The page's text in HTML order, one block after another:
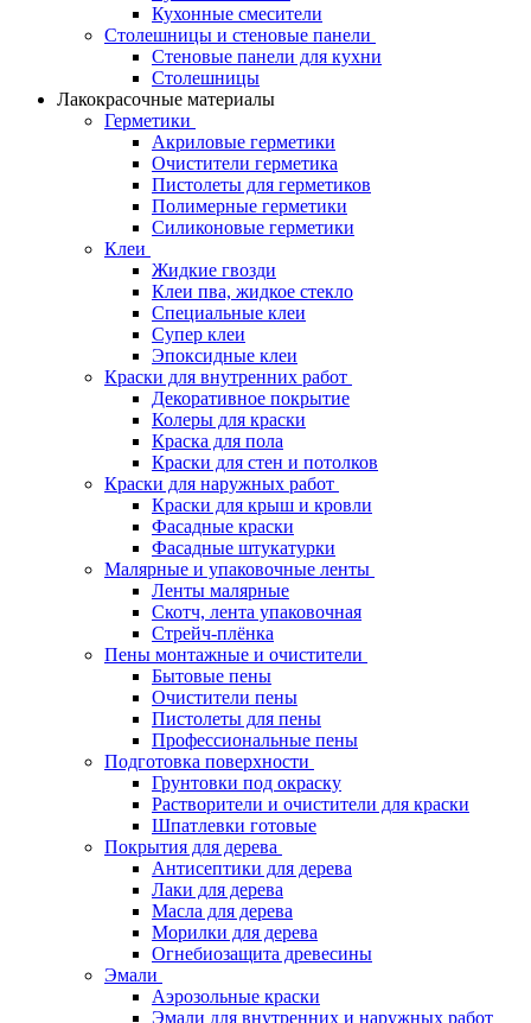
Кухонные смесители
Столешницы и стеновые панели
Стеновые панели для кухни
Столешницы
Лакокрасочные материалы
Герметики
Акриловые герметики
Очистители герметика
Пистолеты для герметиков
Полимерные герметики
Силиконовые герметики
Клеи
Жидкие гвозди
Клеи пва, жидкое стекло
Специальные клеи
Супер клеи
Эпоксидные клеи
Краски для внутренних работ
Декоративное покрытие
Колеры для краски
Краска для пола
Краски для стен и потолков
Краски для наружных работ
Краски для крыш и кровли
Фасадные краски
Фасадные штукатурки
Малярные и упаковочные ленты
Ленты малярные
Скотч, лента упаковочная
Стрейч-плёнка
Пены монтажные и очистители
Бытовые пены
Очистители пены
Пистолеты для пены
Профессиональные пены
Подготовка поверхности
Грунтовки под окраску
Растворители и очистители для краски
Шпатлевки готовые
Покрытия для дерева
Антисептики для дерева
Лаки для дерева
Масла для дерева
Морилки для дерева
Огнебиозащита древесины
Эмали
Аэрозольные краски
Эмали для внутренних и наружных работ